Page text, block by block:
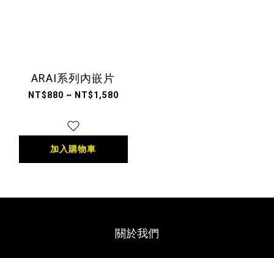
ARAI系列內嵌片
NT$880 ~ NT$1,580
加入購物車
關於我們